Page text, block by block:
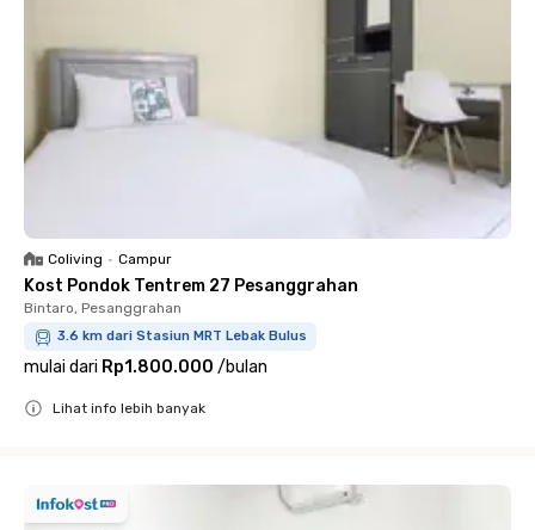
Coliving • Campur
Kost Pondok Tentrem 27 Pesanggrahan
Bintaro, Pesanggrahan
3.6 km dari Stasiun MRT Lebak Bulus
mulai dari Rp1.800.000 /bulan
Lihat info lebih banyak